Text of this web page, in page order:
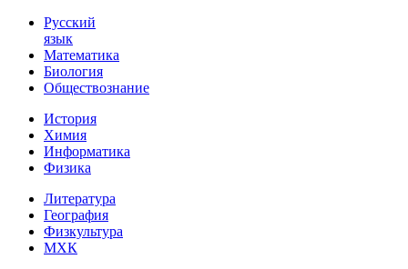
Русский
язык
Математика
Биология
Обществознание
История
Химия
Информатика
Физика
Литература
География
Физкультура
МХК